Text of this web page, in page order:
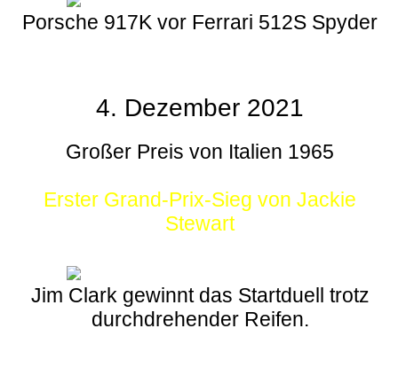
Porsche 917K vor Ferrari 512S Spyder
4. Dezember 2021
Großer Preis von Italien 1965
Erster Grand-Prix-Sieg von Jackie
Stewart
Jim Clark gewinnt das Startduell trotz
durchdrehender Reifen.